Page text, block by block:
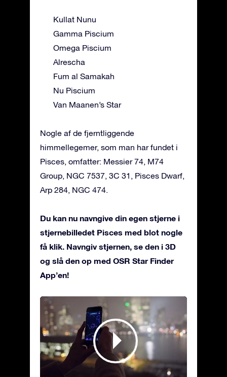
Kullat Nunu
Gamma Piscium
Omega Piscium
Alrescha
Fum al Samakah
Nu Piscium
Van Maanen’s Star
Nogle af de fjerntliggende
himmellegemer, som man har fundet i
Pisces, omfatter: Messier 74, M74
Group, NGC 7537, 3C 31, Pisces Dwarf,
Arp 284, NGC 474.
Du kan nu navngive din egen stjerne i
stjernebilledet Pisces med blot nogle
få klik. Navngiv stjernen, se den i 3D
og slå den op med OSR Star Finder
App’en!